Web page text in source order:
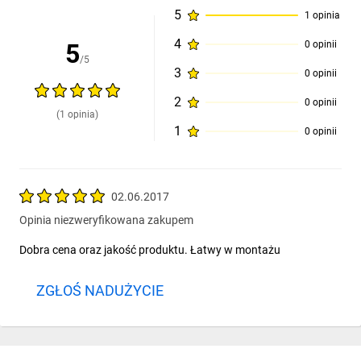
Zwównoważony rozwój
Green Premium
jest zobowiązaniem firmy Schneider
Electric do dostarczania produktów o najwyższej w swojej klasie
ekologiczności.Green Premiumobiecuje zgodność z
najnowszymi przepisami, przejrzystość w zakresie wpływu na
środowisko, a także produkty o obiegu zamkniętym i niskiej
Przejrzystość
RoHS/REACh
Najczęściej
5/5
(1 opinia)
5 1 opinia
4 0 opinii
3 0 opinii
2 0 opinii
1 0 opinii
02.06.2017
Opinia niezweryfikowana zakupem
Dobra cena oraz jakość produktu. Łatwy w montażu
ZGŁOŚ NADUŻYCIE